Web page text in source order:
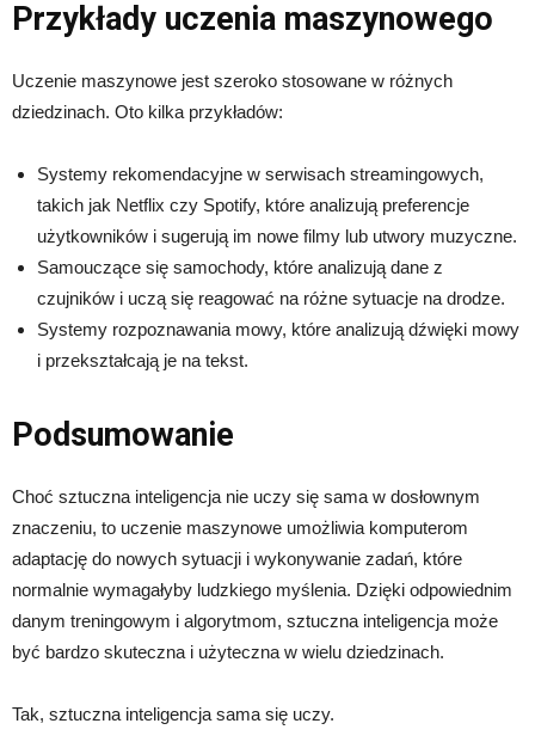
Przykłady uczenia maszynowego
Uczenie maszynowe jest szeroko stosowane w różnych
dziedzinach. Oto kilka przykładów:
Systemy rekomendacyjne w serwisach streamingowych,
takich jak Netflix czy Spotify, które analizują preferencje
użytkowników i sugerują im nowe filmy lub utwory muzyczne.
Samouczące się samochody, które analizują dane z
czujników i uczą się reagować na różne sytuacje na drodze.
Systemy rozpoznawania mowy, które analizują dźwięki mowy
i przekształcają je na tekst.
Podsumowanie
Choć sztuczna inteligencja nie uczy się sama w dosłownym
znaczeniu, to uczenie maszynowe umożliwia komputerom
adaptację do nowych sytuacji i wykonywanie zadań, które
normalnie wymagałyby ludzkiego myślenia. Dzięki odpowiednim
danym treningowym i algorytmom, sztuczna inteligencja może
być bardzo skuteczna i użyteczna w wielu dziedzinach.
Tak, sztuczna inteligencja sama się uczy.